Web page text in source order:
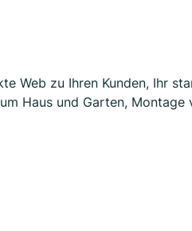
Web zu Ihren Kunden, Ihr
Haus und Garten, Montage